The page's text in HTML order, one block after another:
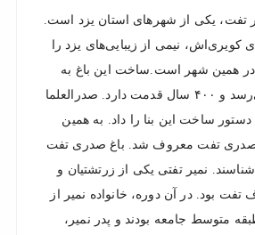
تفت، یکی از شهرهای استان یزد است.
کویری‌اش، نیمی از زیبایی‌های یزد را
همین شهر است.ساخت این باغ به
اواخر دوره زندیه می‌رسد و ۴۰۰ سال قدمت دارد. صدرالعلما
دستور ساخت این بنا را داد. به‌ همین‌
صدری تفت معروف شد. باغ صدری تفت
نمیر تفتی یکی از زرتشتیان و
بود. در آن دوره، خانواده نمیر از
متوسط جامعه بودند و پدر نمیر،